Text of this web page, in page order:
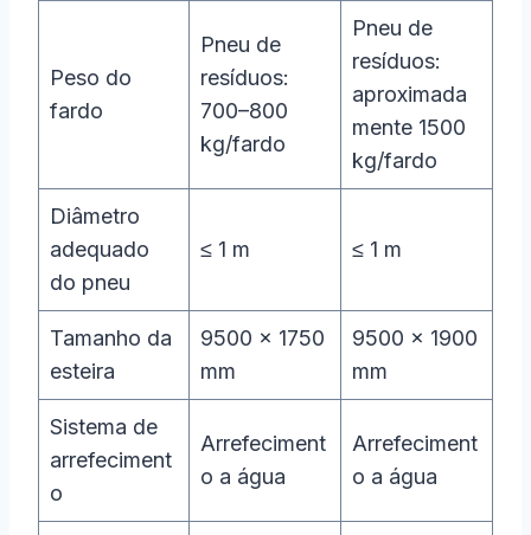
Peso do
fardo
Pneu de
resíduos:
700–800
kg/fardo
Pneu de
resíduos:
aproximada
mente 1500
kg/fardo
Diâmetro
adequado
do pneu
≤ 1 m ≤ 1 m
Tamanho da
esteira
9500 × 1750
mm
9500 × 1900
mm
Sistema de
arrefeciment
o
Arrefeciment
o a água
Arrefeciment
o a água